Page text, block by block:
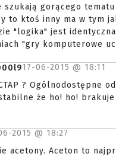
szukają gorącego
to ktoś inny ma w tym
"logika" jest
"gry komputerowe
17-06-2015 @ 18:11
? Ogólnodostępne
że ho! ho!
2015 @ 18:27
acetony. Aceton to